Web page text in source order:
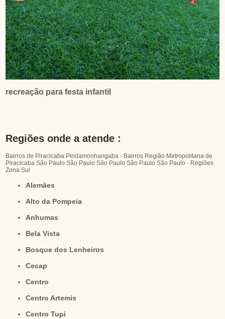
recreação para festa infantil
Regiões onde a atende :
Bairros de Piracicaba Pindamonhangaba - Bairros Região Metropolitana de
Piracicaba São Paulo São Paulo São Paulo São PauloSão Paulo - Regiões
Zona Sul
Alemães
Alto da Pompeia
Anhumas
Bela Vista
Bosque dos Lenheiros
Cecap
Centro
Centro Artemis
Centro Tupi